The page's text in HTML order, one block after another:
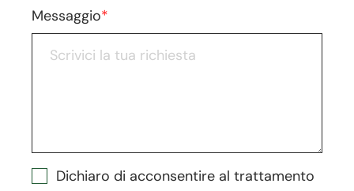
Messaggio*
Dichiaro di acconsentire al trattamento